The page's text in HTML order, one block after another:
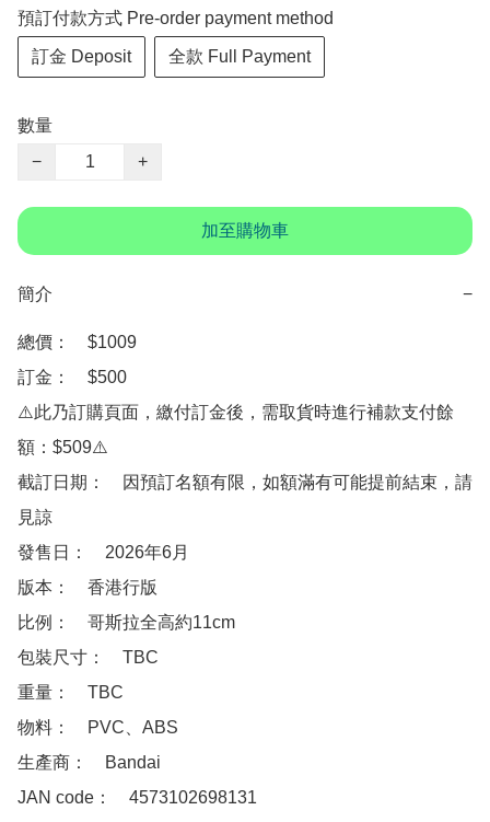
預訂付款方式 Pre-order payment method
訂金 Deposit 全款 Full Payment
數量
−
+
加至購物車
簡介 −
總價：　$1009
訂金：　$500
⚠️此乃訂購頁面，繳付訂金後，需取貨時進行補款支付餘
額：$509⚠️
截訂日期：　因預訂名額有限，如額滿有可能提前結束，請
見諒
發售日：　2026年6月
版本：　香港行版
比例：　哥斯拉全高約11cm
包裝尺寸：　TBC
重量：　TBC
物料：　PVC、ABS
生產商：　Bandai
JAN code：　4573102698131